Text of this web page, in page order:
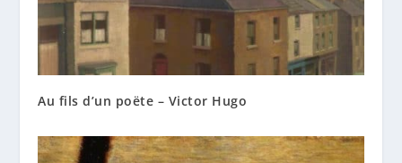
Au fils d’un poëte – Victor Hugo